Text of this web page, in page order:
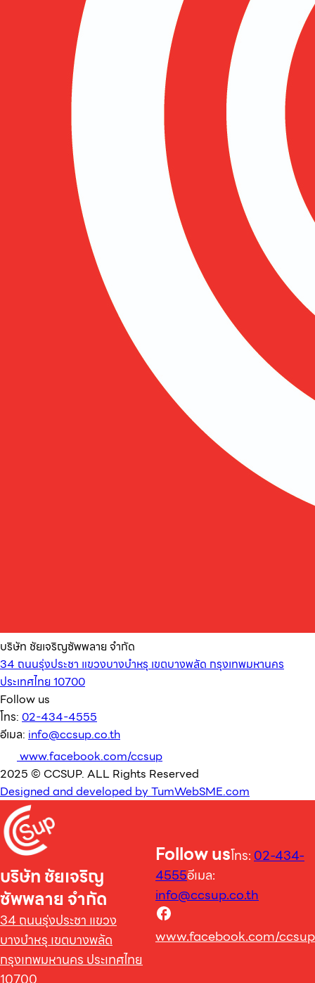
บริษัท ชัยเจริญซัพพลาย จำกัด
34 ถนนรุ่งประชา แขวงบางบำหรุ เขตบางพลัด กรุงเทพมหานคร
ประเทศไทย 10700
Follow us
โทร: 02-434-4555
อีเมล: info@ccsup.co.th
www.facebook.com/ccsup
2025 © CCSUP. ALL Rights Reserved
Designed and developed by TumWebSME.com
บริษัท ชัยเจริญ
ซัพพลาย จำกัด
34 ถนนรุ่งประชา แขวง
บางบำหรุ เขตบางพลัด
กรุงเทพมหานคร ประเทศไทย
Follow usโทร:02-434-
4555อีเมล:
info@ccsup.co.th
www.facebook.com/ccsup